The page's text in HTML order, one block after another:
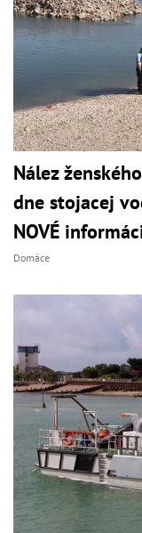
Nález
dne stojacej
NOVÉ
Domáce